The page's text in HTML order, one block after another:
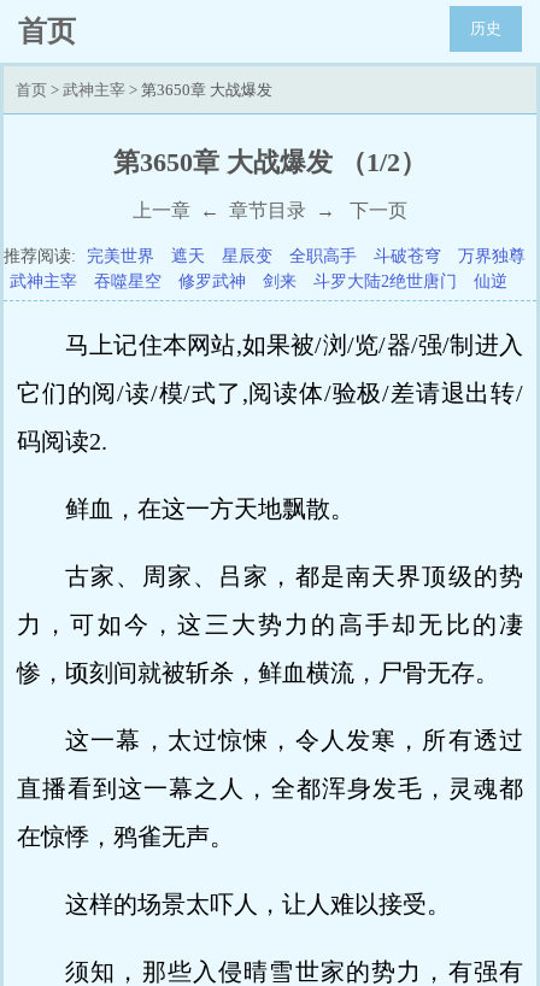
首页 历史
首页 > 武神主宰 > 第3650章 大战爆发
第3650章 大战爆发 （1/2）
上一章 ← 章节目录 → 下一页
推荐阅读: 完美世界 遮天 星辰变 全职高手 斗破苍穹
万界独尊
武神主宰
吞噬星空 修罗武神 剑来 斗罗大陆2绝世唐门 仙逆
马上记住本网站,如果被/浏/览/器/强/制进入
它们的阅/读/模/式了,阅读体/验极/差请退出转/
码阅读2.
鲜血，在这一方天地飘散。
古家、周家、吕家，都是南天界顶级的势
力，可如今，这三大势力的高手却无比的凄
惨，顷刻间就被斩杀，鲜血横流，尸骨无存。
这一幕，太过惊悚，令人发寒，所有透过
直播看到这一幕之人，全都浑身发毛，灵魂都
在惊悸，鸦雀无声。
这样的场景太吓人，让人难以接受。
须知，那些入侵晴雪世家的势力，有强有